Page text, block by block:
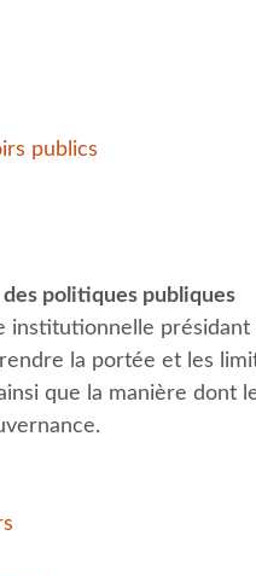
publics
politiques publiques
institutionnelle
la portée et les
que la manière dont